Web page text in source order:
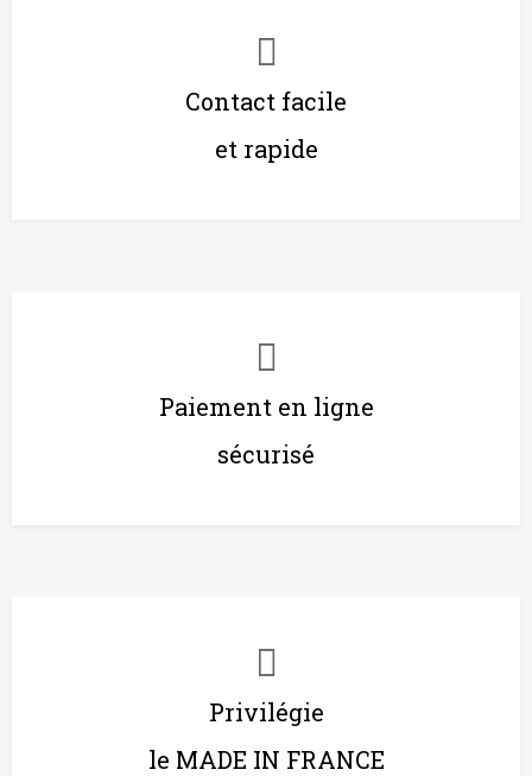
Contact facile
et rapide
Paiement en ligne
sécurisé
Privilégie
le MADE IN FRANCE